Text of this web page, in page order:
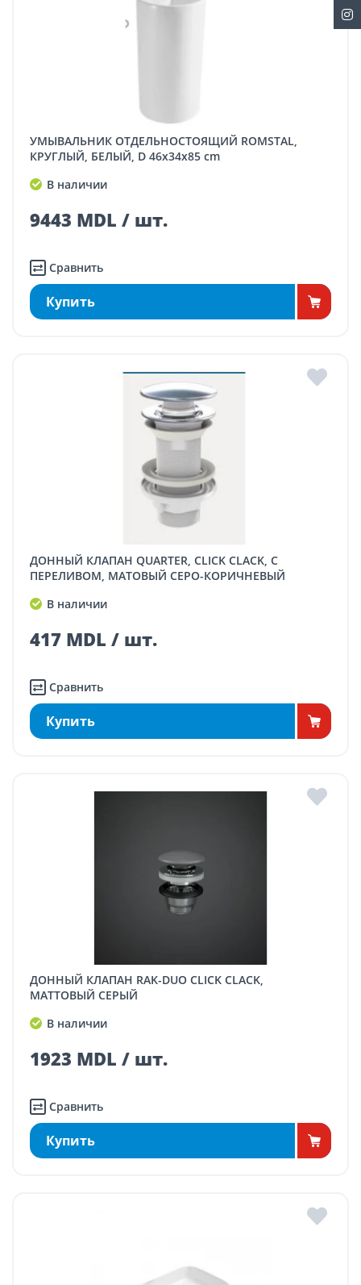
УМЫВАЛЬНИК ОТДЕЛЬНОСТОЯЩИЙ ROMSTAL,
КРУГЛЫЙ, БЕЛЫЙ, D 46x34x85 cm
В наличии
9443 MDL / шт.
Сравнить
Купить
ДОННЫЙ КЛАПАН QUARTER, CLICK CLACK, C
ПЕРЕЛИВОМ, МАТОВЫЙ СЕРО-КОРИЧНЕВЫЙ
В наличии
417 MDL / шт.
Сравнить
Купить
ДОННЫЙ КЛАПАН RAK-DUO CLICK CLACK,
МАТТОВЫЙ СЕРЫЙ
В наличии
1923 MDL / шт.
Сравнить
Купить